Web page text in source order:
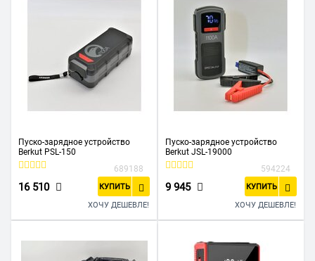
Пуско-зарядное устройство
Berkut PSL-150
689188
16 510 КУПИТЬ
ХОЧУ ДЕШЕВЛЕ!
Пуско-зарядное устройство
Berkut JSL-19000
594224
9 945 КУПИТЬ
ХОЧУ ДЕШЕВЛЕ!